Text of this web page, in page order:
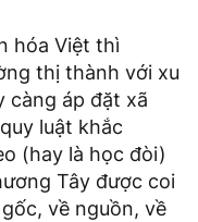
hóa Việt thì
thị thành với xu
càng áp đặt xã
luật khắc
(hay là học đòi)
Tây được coi
về nguồn, về